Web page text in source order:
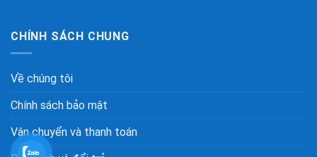
CHÍNH SÁCH CHUNG
Về chúng tôi
Chính sách bảo mật
Vận chuyển và thanh toán